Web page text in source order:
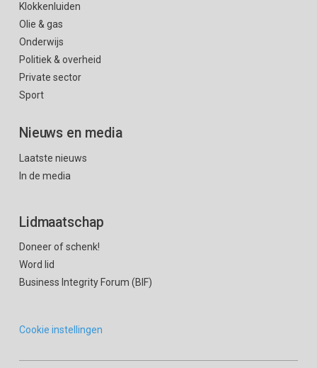
Klokkenluiden
Olie & gas
Onderwijs
Politiek & overheid
Private sector
Sport
Nieuws en media
Laatste nieuws
In de media
Lidmaatschap
Doneer of schenk!
Word lid
Business Integrity Forum (BIF)
Cookie instellingen